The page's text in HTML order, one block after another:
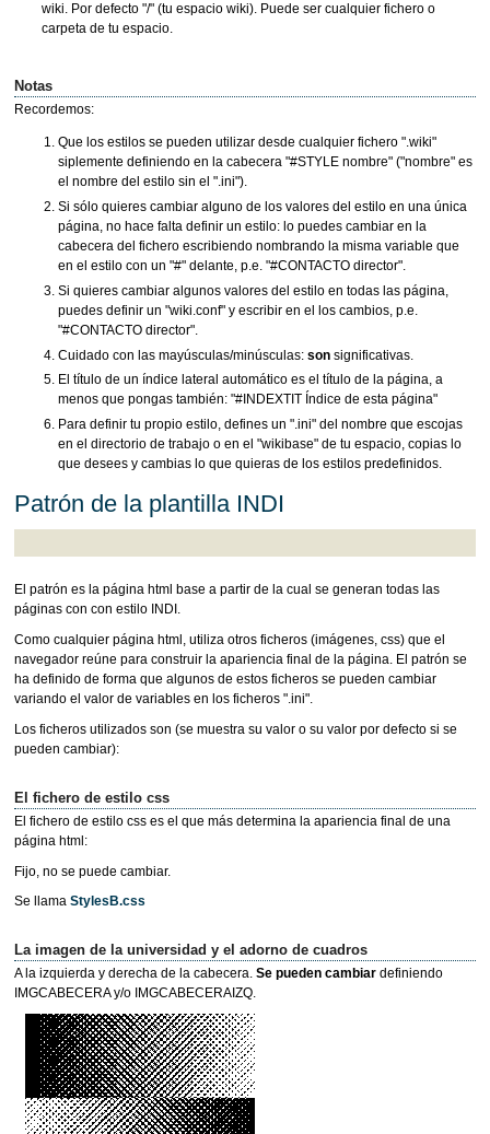
wiki. Por defecto "/" (tu espacio wiki). Puede ser cualquier fichero o
carpeta de tu espacio.
Notas
Recordemos:
Que los estilos se pueden utilizar desde cualquier fichero ".wiki"
siplemente definiendo en la cabecera "#STYLE nombre" ("nombre" es
el nombre del estilo sin el ".ini").
Si sólo quieres cambiar alguno de los valores del estilo en una única
página, no hace falta definir un estilo: lo puedes cambiar en la
cabecera del fichero escribiendo nombrando la misma variable que
en el estilo con un "#" delante, p.e. "#CONTACTO director".
Si quieres cambiar algunos valores del estilo en todas las página,
puedes definir un "wiki.conf" y escribir en el los cambios, p.e.
"#CONTACTO director".
Cuidado con las mayúsculas/minúsculas: sonsignificativas.
El título de un índice lateral automático es el título de la página, a
menos que pongas también: "#INDEXTIT Índice de esta página"
Para definir tu propio estilo, defines un ".ini" del nombre que escojas
en el directorio de trabajo o en el "wikibase" de tu espacio, copias lo
que desees y cambias lo que quieras de los estilos predefinidos.
Patrón de la plantilla INDI
El patrón es la página html base a partir de la cual se generan todas las
páginas con con estilo INDI.
Como cualquier página html, utiliza otros ficheros (imágenes, css) que el
navegador reúne para construir la apariencia final de la página. El patrón se
ha definido de forma que algunos de estos ficheros se pueden cambiar
variando el valor de variables en los ficheros ".ini".
Los ficheros utilizados son (se muestra su valor o su valor por defecto si se
pueden cambiar):
El fichero de estilo css
El fichero de estilo css es el que más determina la apariencia final de una
página html:
Fijo, no se puede cambiar.
Se llama StylesB.css
La imagen de la universidad y el adorno de cuadros
A la izquierda y derecha de la cabecera. Se pueden cambiardefiniendo
IMGCABECERA y/o IMGCABECERAIZQ.